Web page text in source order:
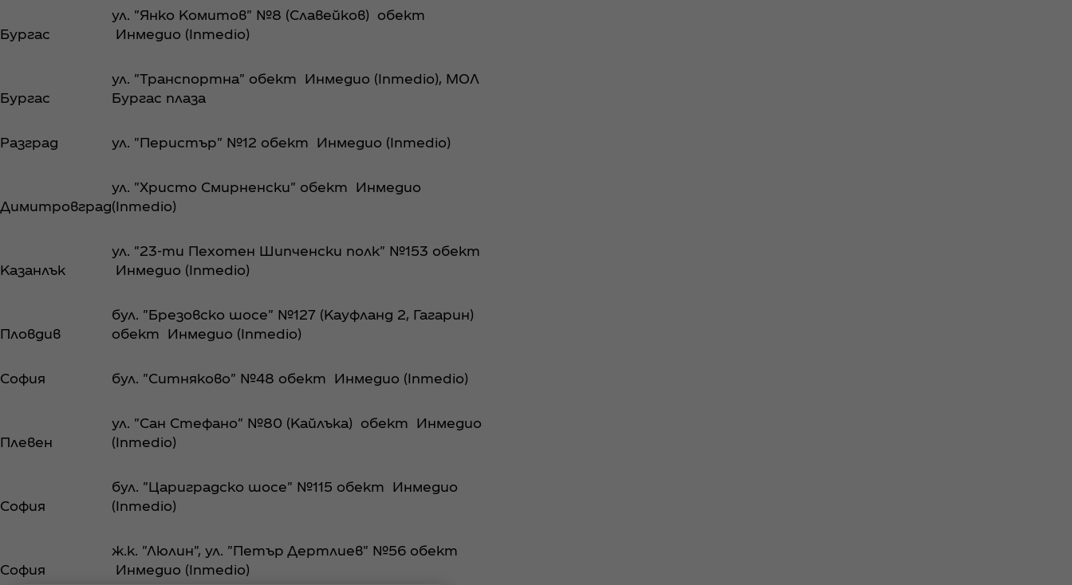
Бургас
ул. "Янко Комитов" №8 (Славейков) обект
Инмедио (Inmedio)
Бургас
ул. "Транспортна" обект Инмедио (Inmedio), МОЛ
Бургас плаза
Разград ул. "Перистър" №12 обект Инмедио (Inmedio)
Димитровград
ул. "Христо Смирненски" обект Инмедио
(Inmedio)
Казанлък
ул. "23-ти Пехотен Шипченски полк" №153 обект
Инмедио (Inmedio)
Пловдив
бул. "Брезовско шосе" №127 (Кауфланд 2, Гагарин)
обект Инмедио (Inmedio)
София бул. "Ситняково" №48 обект Инмедио (Inmedio)
Плевен
ул. "Сан Стефано" №80 (Кайлъка) обект Инмедио
(Inmedio)
София
бул. "Цариградско шосе" №115 обект Инмедио
(Inmedio)
София
ж.к. "Люлин", ул. "Петър Дертлиев" №56 обект
Инмедио (Inmedio)